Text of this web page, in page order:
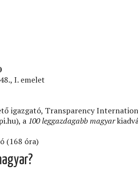
I. emelet
igazgató, Transparency
a 100 leggazdagabb magyar
(168 óra)